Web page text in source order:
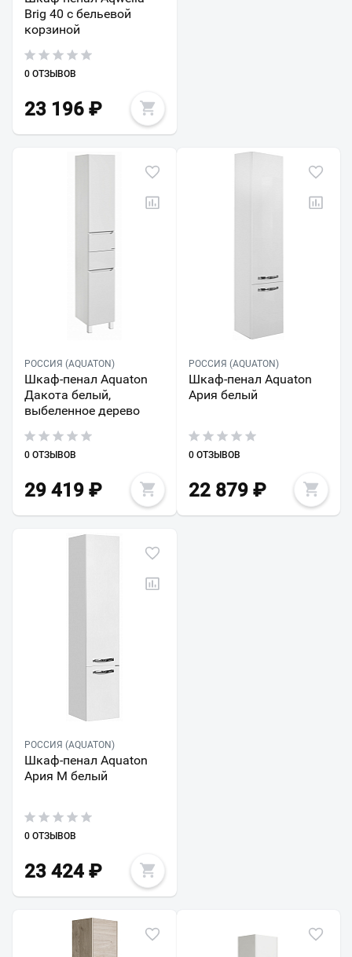
Brig 40 с бельевой
корзиной
0 ОТЗЫВОВ
23 196 ₽
РОССИЯ (AQUATON)
Шкаф-пенал Aquaton
Дакота белый,
выбеленное дерево
0 ОТЗЫВОВ
29 419 ₽
РОССИЯ (AQUATON)
Шкаф-пенал Aquaton
Ария белый
0 ОТЗЫВОВ
22 879₽
РОССИЯ (AQUATON)
Шкаф-пенал Aquaton
Ария М белый
0 ОТЗЫВОВ
23 424 ₽